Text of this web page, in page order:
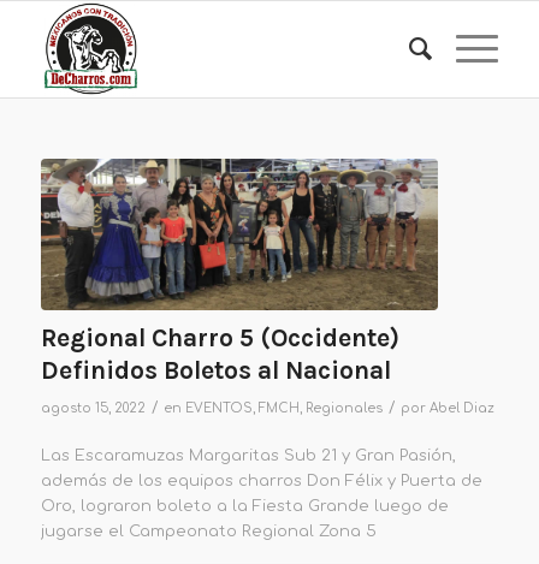
Regional Charro 5 (Occidente)
Definidos Boletos al Nacional
agosto 15, 2022 / en EVENTOS FMCH Regionales / por Abel Diaz
Las Escaramuzas Margaritas Sub 21 y Gran Pasión,
además de los equipos charros Don Félix y Puerta de
Oro, lograron boleto a la Fiesta Grande luego de
jugarse el Campeonato Regional Zona 5